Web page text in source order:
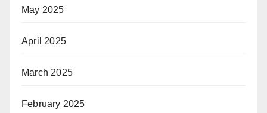
May 2025
April 2025
March 2025
February 2025